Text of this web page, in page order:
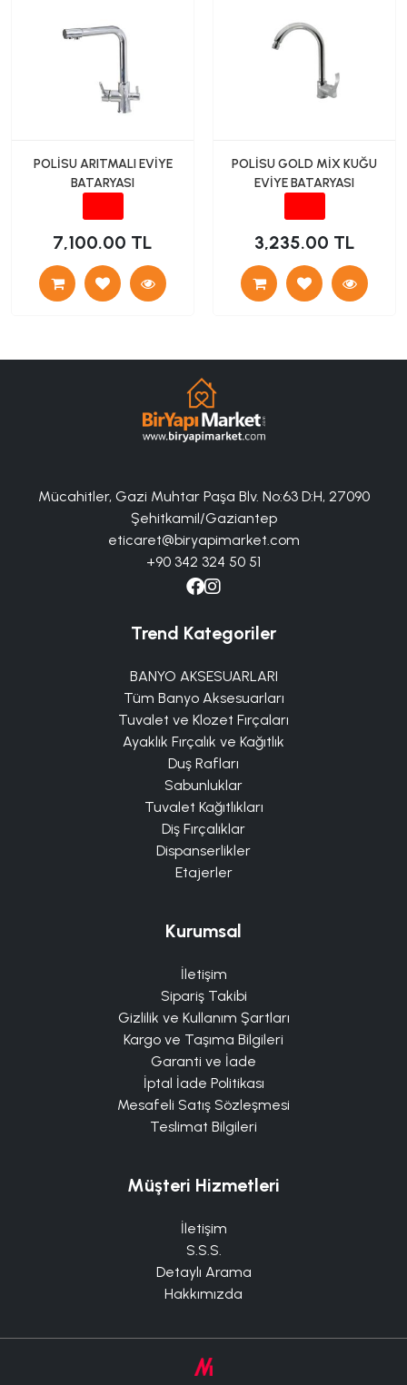
POLİSU ARITMALI EVİYE
BATARYASI
7,100.00 TL
POLİSU GOLD MİX KUĞU
EVİYE BATARYASI
3,235.00 TL
Mücahitler, Gazi Muhtar Paşa Blv. No:63 D:H, 27090
Şehitkamil/Gaziantep
eticaret@biryapimarket.com
+90 342 324 50 51
Trend Kategoriler
BANYO AKSESUARLARI
Tüm Banyo Aksesuarları
Tuvalet ve Klozet Fırçaları
Ayaklık Fırçalık ve Kağıtlık
Duş Rafları
Sabunluklar
Tuvalet Kağıtlıkları
Diş Fırçalıklar
Dispanserlikler
Etajerler
Kurumsal
İletişim
Sipariş Takibi
Gizlilik ve Kullanım Şartları
Kargo ve Taşıma Bilgileri
Garanti ve İade
İptal İade Politikası
Mesafeli Satış Sözleşmesi
Teslimat Bilgileri
Müşteri Hizmetleri
İletişim
S.S.S.
Detaylı Arama
Hakkımızda